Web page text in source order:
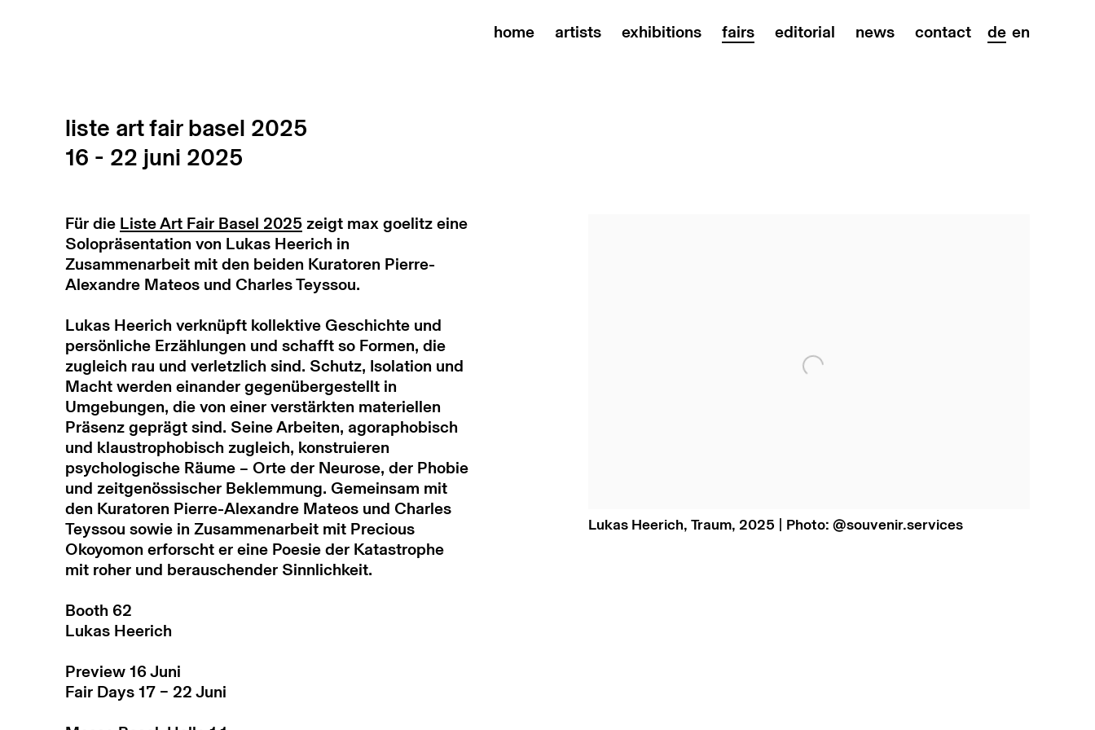
home artists exhibitions fairs editorial news contact de en
liste art fair basel 2025
16 - 22 juni 2025
Lukas Heerich, Traum, 2025 | Photo: @souvenir.services
Für die Liste Art Fair Basel 2025 zeigt max goelitz eine
Solopräsentation von Lukas Heerich in
Zusammenarbeit mit den beiden Kuratoren Pierre-
Alexandre Mateos und Charles Teyssou.
Lukas Heerich verknüpft kollektive Geschichte und
persönliche Erzählungen und schafft so Formen, die
zugleich rau und verletzlich sind. Schutz, Isolation und
Macht werden einander gegenübergestellt in
Umgebungen, die von einer verstärkten materiellen
Präsenz geprägt sind. Seine Arbeiten, agoraphobisch
und klaustrophobisch zugleich, konstruieren
psychologische Räume – Orte der Neurose, der Phobie
und zeitgenössischer Beklemmung. Gemeinsam mit
den Kuratoren Pierre-Alexandre Mateos und Charles
Teyssou sowie in Zusammenarbeit mit Precious
Okoyomon erforscht er eine Poesie der Katastrophe
mit roher und berauschender Sinnlichkeit.
Booth 62
Lukas Heerich
Preview 16 Juni
Fair Days 17 – 22 Juni